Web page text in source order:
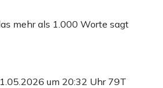
mehr als 1.000 Worte sagt
um 20:32 Uhr 79T